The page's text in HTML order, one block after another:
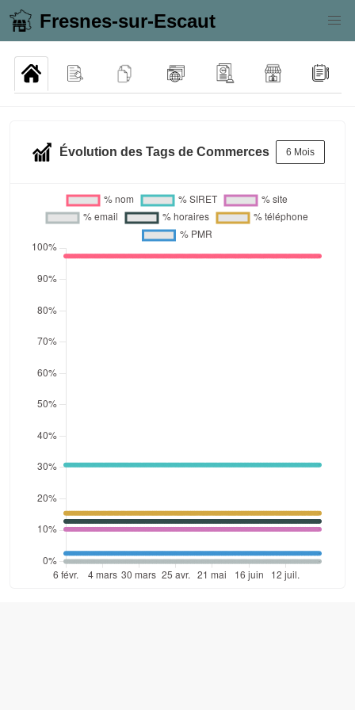
Fresnes-sur-Escaut
Évolution des Tags de Commerces 6 Mois